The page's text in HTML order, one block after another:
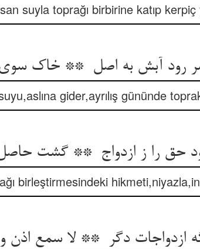
suyla toprağı birbirine katıp
gider,ayrılış gününde
birleştirmesindeki